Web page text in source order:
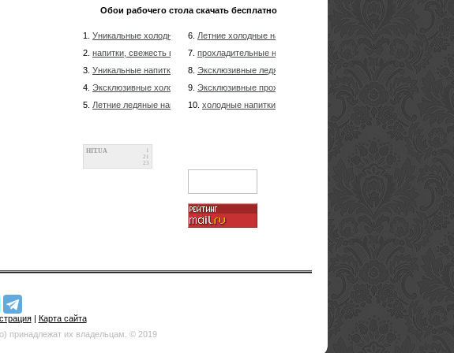
Обои рабочего стола скачать бесплатно
1. Уникальные холодные напитки, лед летом
2. напитки, свежесть в летнюю пору
3. Уникальные напитки, свежесть в летнюю пору
4. Эксклюзивные холодные напитки, лед летом
5. Летние ледяные напитки, свежесть в летнюю пору
6. Летние холодные напитки, свежесть в летнюю пору
7. прохладительные напитки, лед летом
8. Эксклюзивные ледяные напитки, свежесть в летнюю пору
9. Эксклюзивные прохладительные напитки, свежесть летом
10. холодные напитки, лед в летнюю пору
HIT.UA
21
23
| Карта сайта
принадлежат их владельцам. © 2019